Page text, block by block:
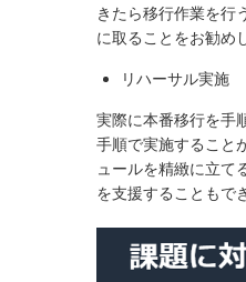
きたら移行作業を行
に取ることをお勧め
リハーサル実施
実際に本番移行を手
手順で実施すること
ュールを精緻に立て
を支援することもで